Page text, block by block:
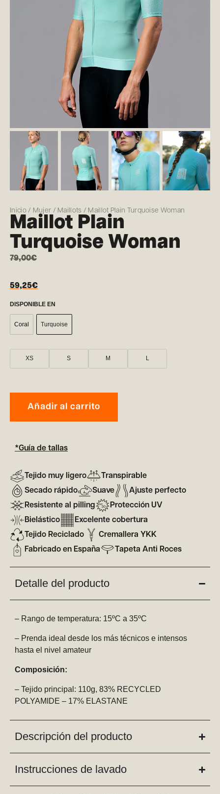
Inicio/ Mujer / Maillots / Maillot Plain Turquoise Woman
Maillot Plain
Turquoise Woman
79,00€
59,25€
DISPONIBLE EN
Coral Turquoise
XS S M L
Añadir al carrito
*Guía de tallas
Tejido muy ligero
Transpirable
Secado rápido
Suave
Ajuste perfecto
Resistente al pilling
Protección UV
Bielástico
Excelente cobertura
Tejido Reciclado
Cremallera YKK
Fabricado en España
Tapeta Anti Roces
Detalle del producto
– Rango de temperatura: 15ºC a 35ºC
– Prenda ideal desde los más técnicos e intensos
hasta el nivel amateur
Composición:
– Tejido principal: 110g, 83% RECYCLED
POLYAMIDE – 17% ELASTANE
Descripción del producto
Instrucciones de lavado